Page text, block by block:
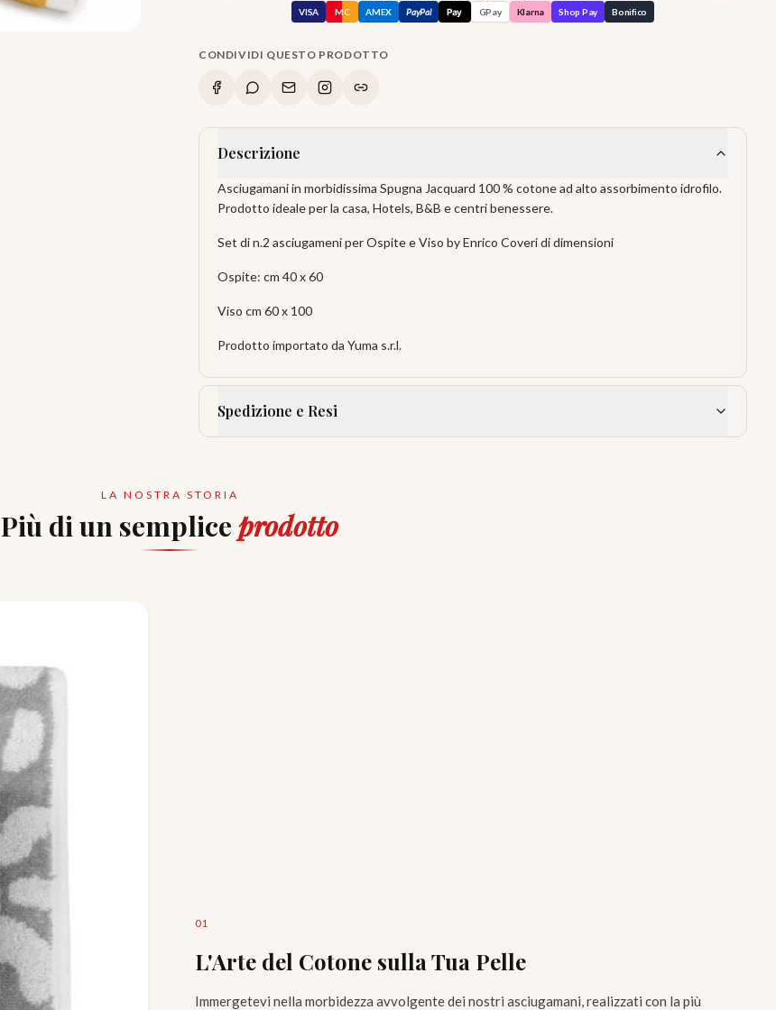
VISA MC AMEX PayPal Pay GPay Klarna Shop Pay Bonifico
CONDIVIDI QUESTO PRODOTTO
Descrizione
Asciugamani in morbidissima Spugna Jacquard 100 % cotone ad alto assorbimento idrofilo.
Prodotto ideale per la casa, Hotels, B&B e centri benessere.
Set di n.2 asciugameni per Ospite e Viso by Enrico Coveri di dimensioni
Ospite: cm 40 x 60
Viso cm 60 x 100
Prodotto importato da Yuma s.r.l.
Spedizione e Resi
LA NOSTRA STORIA
Più di un semplice prodotto
01
L'Arte del Cotone sulla Tua Pelle
Immergetevi nella morbidezza avvolgente dei nostri asciugamani, realizzati con la più